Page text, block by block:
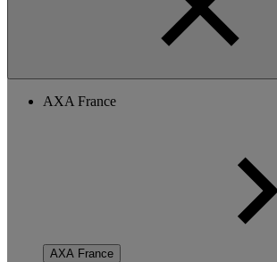
AXA France
AXA France